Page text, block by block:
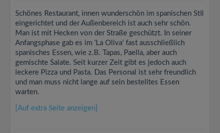
Schönes Restaurant, innen wunderschön im spanischen Stil
eingerichtet und der Außenbereich ist auch sehr schön.
Man ist mit Hecken von der Straße geschützt. In seiner
Anfangsphase gab es im 'La Oliva' fast ausschließlich
spanisches Essen, wie z.B. Tapas, Paella, aber auch
gemischte Salate. Seit kurzer Zeit gibt es jedoch auch
leckere Pizza und Pasta. Das Personal ist sehr freundlich
und man muss nicht lange auf sein bestelltes Essen
warten.
[Auf extra Seite anzeigen]